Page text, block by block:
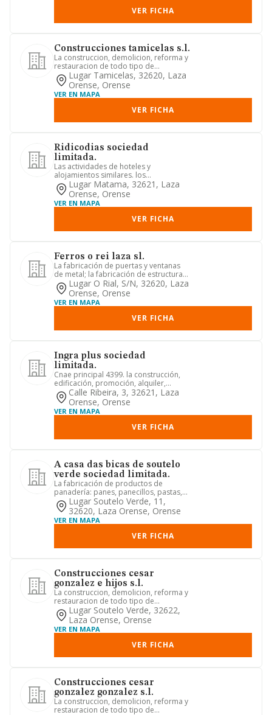
VER FICHA
Construcciones tamicelas s.l.
La construccion, demolicion, reforma y
restauracion de todo tipo de
edificaciones publicas y privad...
Lugar Tamicelas, 32620, Laza
Orense, Orense
VER EN MAPA
VER FICHA
Ridicodias sociedad
limitada.
Las actividades de hoteles y
alojamientos similares. los
alojamientos turísticos y otros
alojamient...
Lugar Matama, 32621, Laza
Orense, Orense
VER EN MAPA
VER FICHA
Ferros o rei laza sl.
La fabricación de puertas y ventanas
de metal; la fabricación de estructuras
metálicas y sus compon...
Lugar O Rial, S/n, 32620, Laza
Orense, Orense
VER EN MAPA
VER FICHA
Ingra plus sociedad
limitada.
Cnae principal 4399. la construcción,
edificación, promoción, alquiler,
excluido el arrendamiento f...
Calle Ribeira, 3, 32621, Laza
Orense, Orense
VER EN MAPA
VER FICHA
A casa das bicas de soutelo
verde sociedad limitada.
La fabricación de productos de
panadería: panes, panecillos, pastas,
tortas, tartas, pasteles, tort...
Lugar Soutelo Verde, 11,
32620, Laza Orense, Orense
VER EN MAPA
VER FICHA
Construcciones cesar
gonzalez e hijos s.l.
La construccion, demolicion, reforma y
restauracion de todo tipo de
edificaciones publicas y privad...
Lugar Soutelo Verde, 32622,
Laza Orense, Orense
VER EN MAPA
VER FICHA
Construcciones cesar
gonzalez gonzalez s.l.
La construccion, demolicion, reforma y
restauracion de todo tipo de